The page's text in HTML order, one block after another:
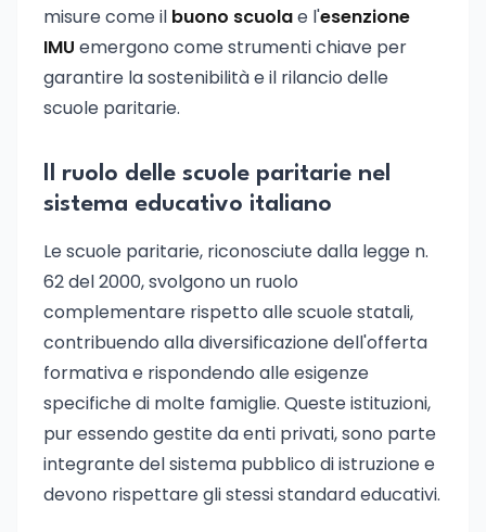
misure come il buono scuolae l'esenzione
IMU emergono come strumenti chiave per
garantire la sostenibilità e il rilancio delle
scuole paritarie.
Il ruolo delle scuole paritarie nel
sistema educativo italiano
Le scuole paritarie, riconosciute dalla legge n.
62 del 2000, svolgono un ruolo
complementare rispetto alle scuole statali,
contribuendo alla diversificazione dell'offerta
formativa e rispondendo alle esigenze
specifiche di molte famiglie. Queste istituzioni,
pur essendo gestite da enti privati, sono parte
integrante del sistema pubblico di istruzione e
devono rispettare gli stessi standard educativi.